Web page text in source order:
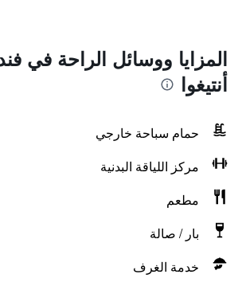
المزايا ووسائل الراحة في
أنتيغوا
حمام سباحة خارجي
مركز اللياقة البدنية
مطعم
بار / صالة
خدمة الغرف